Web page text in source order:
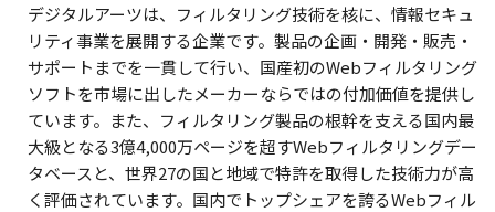
デジタルアーツは、フィルタリング技術を核に、情報セキュ
リティ事業を展開する企業です。製品の企画・開発・販売・
サポートまでを一貫して行い、国産初のWebフィルタリング
ソフトを市場に出したメーカーならではの付加価値を提供し
ています。また、フィルタリング製品の根幹を支える国内最
大級となる3億4,000万ページを超すWebフィルタリングデー
タベースと、世界27の国と地域で特許を取得した技術力が高
く評価されています。国内でトップシェアを誇るWebフィル